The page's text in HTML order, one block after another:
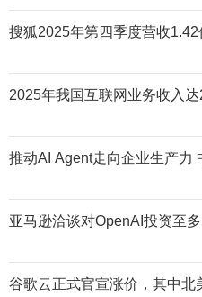
搜狐2025年第四季度营收
2025年我国互联网业务收入
推动AI Agent走向企业生产力
亚马逊洽谈对OpenAI投资至
谷歌云正式官宣涨价，其中北